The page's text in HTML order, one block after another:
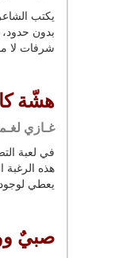
يكتب
بدون
شرفات لا
هشّة
غـازي
في لعبة
هذه الرغبة
يعطي
صبيٌ